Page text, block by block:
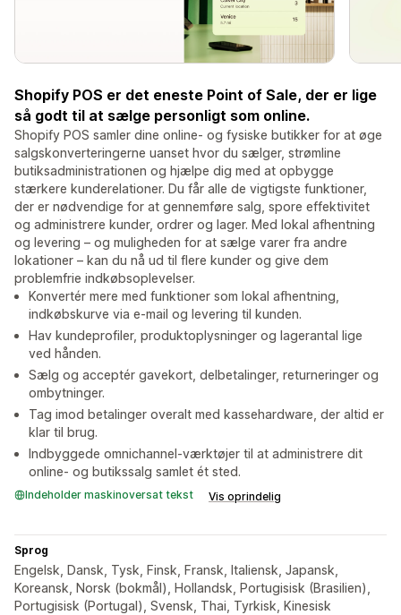
Shopify POS er det eneste Point of Sale, der er lige
så godt til at sælge personligt som online.
Shopify POS samler dine online- og fysiske butikker for at øge
salgskonverteringerne uanset hvor du sælger, strømline
butiksadministrationen og hjælpe dig med at opbygge
stærkere kunderelationer. Du får alle de vigtigste funktioner,
der er nødvendige for at gennemføre salg, spore effektivitet
og administrere kunder, ordrer og lager. Med lokal afhentning
og levering – og muligheden for at sælge varer fra andre
lokationer – kan du nå ud til flere kunder og give dem
problemfrie indkøbsoplevelser.
Konvertér mere med funktioner som lokal afhentning,
indkøbskurve via e-mail og levering til kunden.
Hav kundeprofiler, produktoplysninger og lagerantal lige
ved hånden.
Sælg og acceptér gavekort, delbetalinger, returneringer og
ombytninger.
Tag imod betalinger overalt med kassehardware, der altid er
klar til brug.
Indbyggede omnichannel-værktøjer til at administrere dit
online- og butikssalg samlet ét sted.
Indeholder maskinoversat tekst Vis oprindelig
Sprog
Engelsk, Dansk, Tysk, Finsk, Fransk, Italiensk, Japansk,
Koreansk, Norsk (bokmål), Hollandsk, Portugisisk (Brasilien),
Portugisisk (Portugal), Svensk, Thai, Tyrkisk, Kinesisk